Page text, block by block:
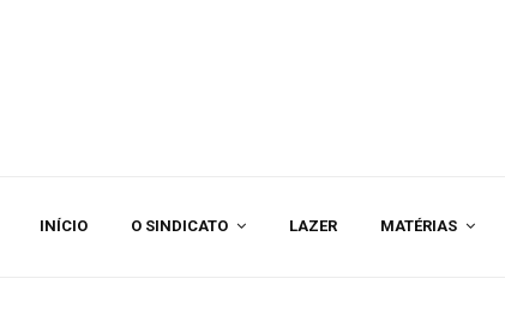
INÍCIO O SINDICATO LAZER MATÉRIAS